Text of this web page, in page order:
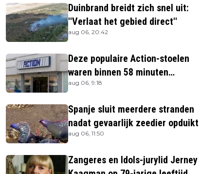
Duinbrand breidt zich snel uit:
''Verlaat het gebied direct''
aug 06, 20:42
Deze populaire Action-stoelen
waren binnen 58 minuten
uitverkocht zijn vandaag weer te
aug 06, 9:18
Spanje sluit meerdere stranden
nadat gevaarlijk zeedier opduikt
aug 06, 11:50
Zangeres en Idols-jurylid Jerney